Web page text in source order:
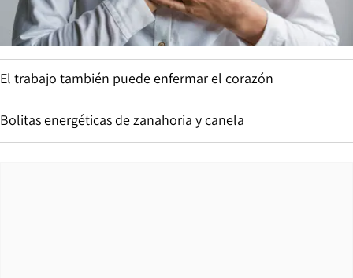
El trabajo también puede enfermar el corazón
Bolitas energéticas de zanahoria y canela